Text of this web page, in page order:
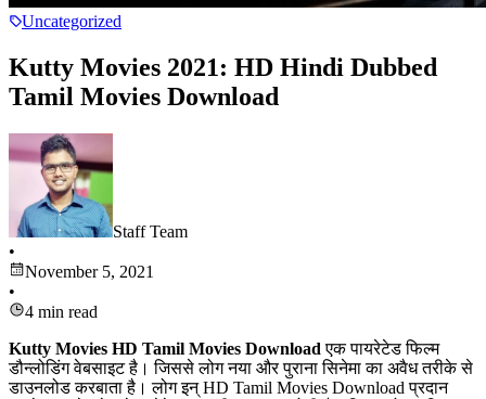
Uncategorized
Kutty Movies 2021: HD Hindi Dubbed
Tamil Movies Download
Staff Team
•
November 5, 2021
•
4 min read
Kutty Movies HD Tamil Movies Download एक पायरेटेड फिल्म
डौन्लोडिंग वेबसाइट है। जिससे लोग नया और पुराना सिनेमा का अवैध तरीके से
डाउनलोड करबाता है। लोग इन् HD Tamil Movies Download प्रदान